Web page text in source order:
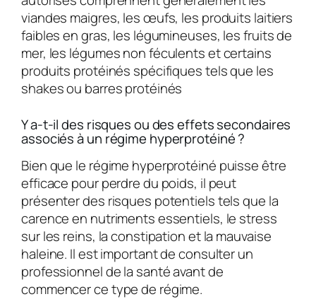
viandes maigres, les œufs, les produits laitiers
faibles en gras, les légumineuses, les fruits de
mer, les légumes non féculents et certains
produits protéinés spécifiques tels que les
shakes ou barres protéinés
Y a-t-il des risques ou des effets secondaires
associés à un régime hyperprotéiné ?
Bien que le régime hyperprotéiné puisse être
efficace pour perdre du poids, il peut
présenter des risques potentiels tels que la
carence en nutriments essentiels, le stress
sur les reins, la constipation et la mauvaise
haleine. Il est important de consulter un
professionnel de la santé avant de
commencer ce type de régime.